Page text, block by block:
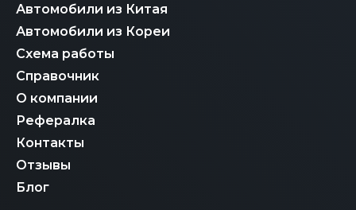
Автомобили из Китая
Автомобили из Кореи
Схема работы
Справочник
О компании
Рефералка
Контакты
Отзывы
Блог